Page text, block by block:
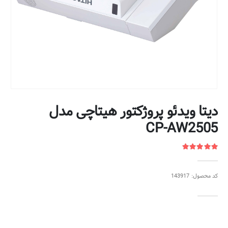
دیتا ویدئو پروژکتور هیتاچی مدل
CP-AW2505
کد محصول: 143917